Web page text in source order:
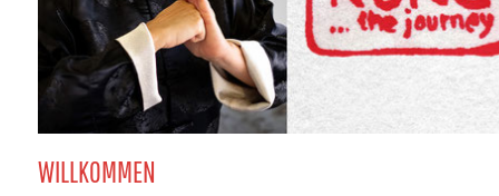
WILLKOMMEN